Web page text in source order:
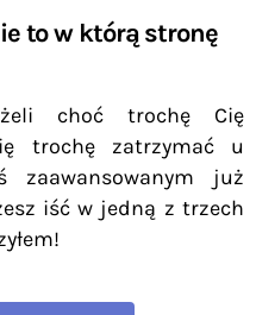
to w którą stronę
choć trochę Cię
trochę zatrzymać u
zaawansowanym już
iść w jedną z trzech